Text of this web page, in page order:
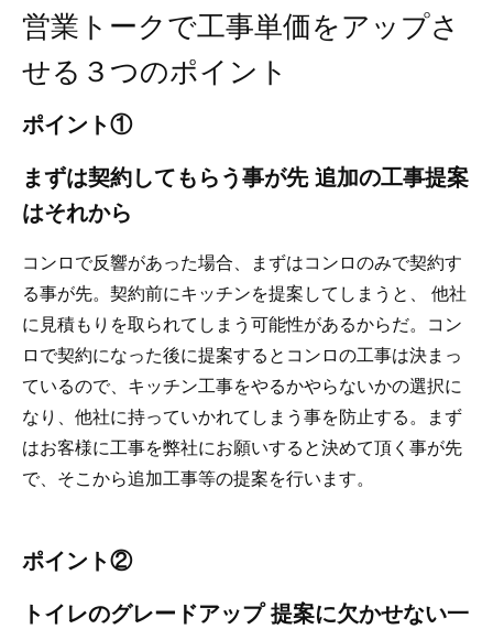
営業トークで工事単価をアップさ
せる３つのポイント
ポイント①
まずは契約してもらう事が先 追加の工事提案
はそれから
コンロで反響があった場合、まずはコンロのみで契約す
る事が先。契約前にキッチンを提案してしまうと、 他社
に見積もりを取られてしまう可能性があるからだ。コン
ロで契約になった後に提案するとコンロの工事は決まっ
ているので、キッチン工事をやるかやらないかの選択に
なり、他社に持っていかれてしまう事を防止する。まず
はお客様に工事を弊社にお願いすると決めて頂く事が先
で、そこから追加工事等の提案を行います。
ポイント②
トイレのグレードアップ 提案に欠かせない一